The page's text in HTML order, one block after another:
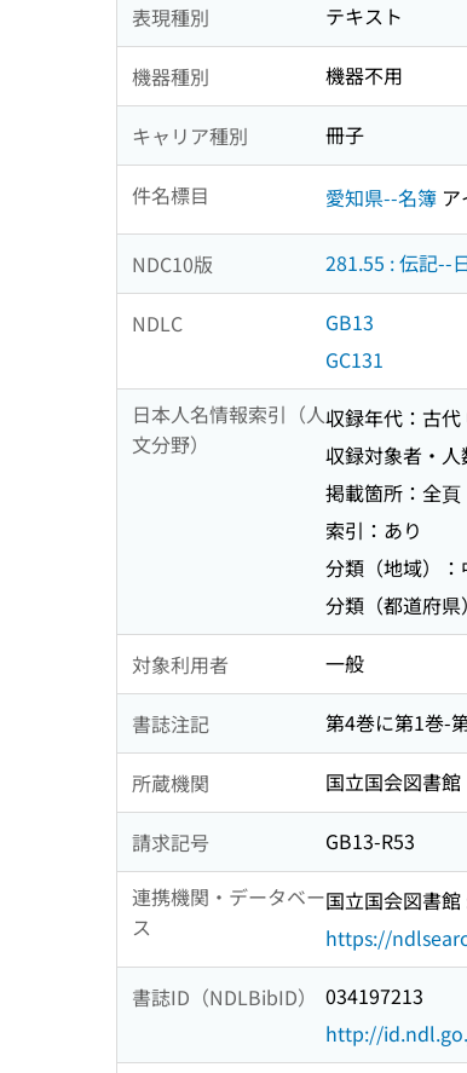
表現種別 テキスト
機器種別 機器不用
キャリア種別 冊子
件名標目 愛知県--名簿
NDC10版 281.55 : 伝記--
NDLC
GB13
GC131
日本人名情報索引（人
文分野）
収録年代：古
収録対象者・
掲載箇所：全頁
索引：あり
分類（地域）：
分類（都道府
対象利用者 一般
書誌注記 第4巻に第1巻-
所蔵機関 国立国会図書館
請求記号
GB13-R53
連携機関・データベー
ス
国立国会図書
https://
書誌ID（NDLBibID）
034197213
http://